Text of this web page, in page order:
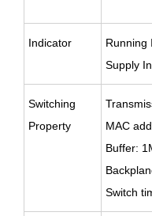
Indicator
Running
Supply
Switching
Property
MAC
Buffer:
Switch